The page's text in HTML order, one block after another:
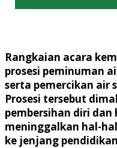
Rangkaian acara
prosesi peminuman
serta pemercikan air
Prosesi tersebut
pembersihan diri
meninggalkan hal-
ke jenjang